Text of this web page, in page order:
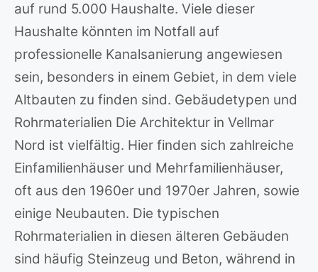
auf rund 5.000 Haushalte. Viele dieser
Haushalte könnten im Notfall auf
professionelle Kanalsanierung angewiesen
sein, besonders in einem Gebiet, in dem viele
Altbauten zu finden sind. Gebäudetypen und
Rohrmaterialien Die Architektur in Vellmar
Nord ist vielfältig. Hier finden sich zahlreiche
Einfamilienhäuser und Mehrfamilienhäuser,
oft aus den 1960er und 1970er Jahren, sowie
einige Neubauten. Die typischen
Rohrmaterialien in diesen älteren Gebäuden
sind häufig Steinzeug und Beton, während in